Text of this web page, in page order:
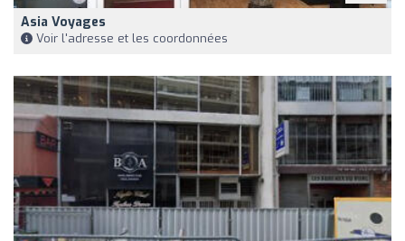
Asia Voyages
Voir l'adresse et les coordonnées